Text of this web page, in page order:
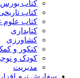
کتاب
کتاب
کتاب علوم
کتابداری
کشاورزی
کنکور و
کودک و
مدیریت
سفارش نرم افزار